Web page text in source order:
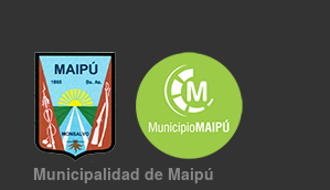
Municipalidad de Maipú